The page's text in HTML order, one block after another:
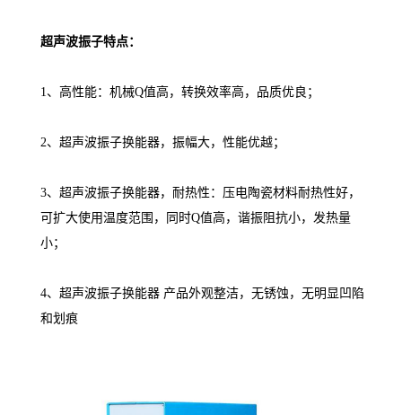
超声波振子特点：
1、高性能：机械Q值高，转换效率高，品质优良；
2、超声波振子换能器，振幅大，性能优越；
3、超声波振子换能器，耐热性：压电陶瓷材料耐热性好，
可扩大使用温度范围，同时Q值高，谐振阻抗小，发热量
小；
4、超声波振子换能器 产品外观整洁，无锈蚀，无明显凹陷
和划痕